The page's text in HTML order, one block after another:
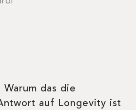
das die
auf Longevity ist